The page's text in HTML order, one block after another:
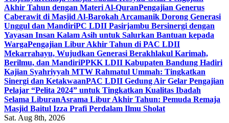
Akhir Tahun dengan Materi Al-QuranPengajian Generus
Caberawit di Masjid Al-Barokah Arcamanik Dorong Generasi
Unggul dan MandiriPC LDII Pasirjambu Bersinergi dengan
Yayasan Insan Kalam Asih untuk Salurkan Bantuan kepada
WargaPengajian Libur Akhir Tahun di PAC LDII
Mekarrahayu, Wujudkan Generasi Berakhlakul Karimah,
Berilmu, dan MandiriPPKK LDII Kabupaten Bandung Hadiri
Kajian Syahriyyah MTW Rahmatul Ummah: Tingkatkan
Sinergi dan KetakwaanPAC LDII Gedung Air Gelar Pengajian
Pelajar “Pelita 2024” untuk Tingkatkan Kualitas Ibadah
Selama LiburanAsrama Libur Akhir Tahun: Pemuda Remaja
Masjid Baitul Izza Prafi Perdalam Ilmu Sholat
Sat. Aug 8th, 2026